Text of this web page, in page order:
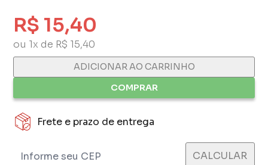
R$ 15,40
ou 1x de R$ 15,40
ADICIONAR AO CARRINHO
COMPRAR
Frete e prazo de entrega